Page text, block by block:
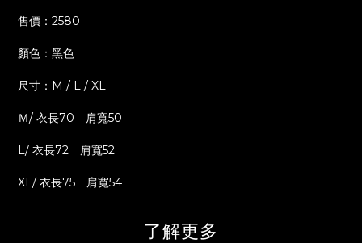
售價：2580
顏色：黑色
尺寸：M / L / XL
Ｍ/ 衣長70 肩寬50
L/ 衣長72 肩寬52
XL/ 衣長75 肩寬54
了解更多